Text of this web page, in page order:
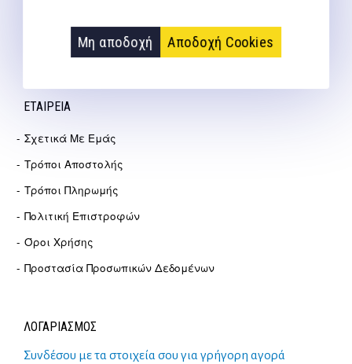
Μη αποδοχή Αποδοχή Cookies
Αγγελάκη 21, Θεσσαλονίκη
ΕΤΑΙΡΕΊΑ
Σχετικά Με Εμάς
Τρόποι Αποστολής
Τρόποι Πληρωμής
Πολιτική Επιστροφών
Όροι Χρήσης
Προστασία Προσωπικών Δεδομένων
ΛΟΓΑΡΙΑΣΜΟΣ
Συνδέσου με τα στοιχεία σου για γρήγορη αγορά